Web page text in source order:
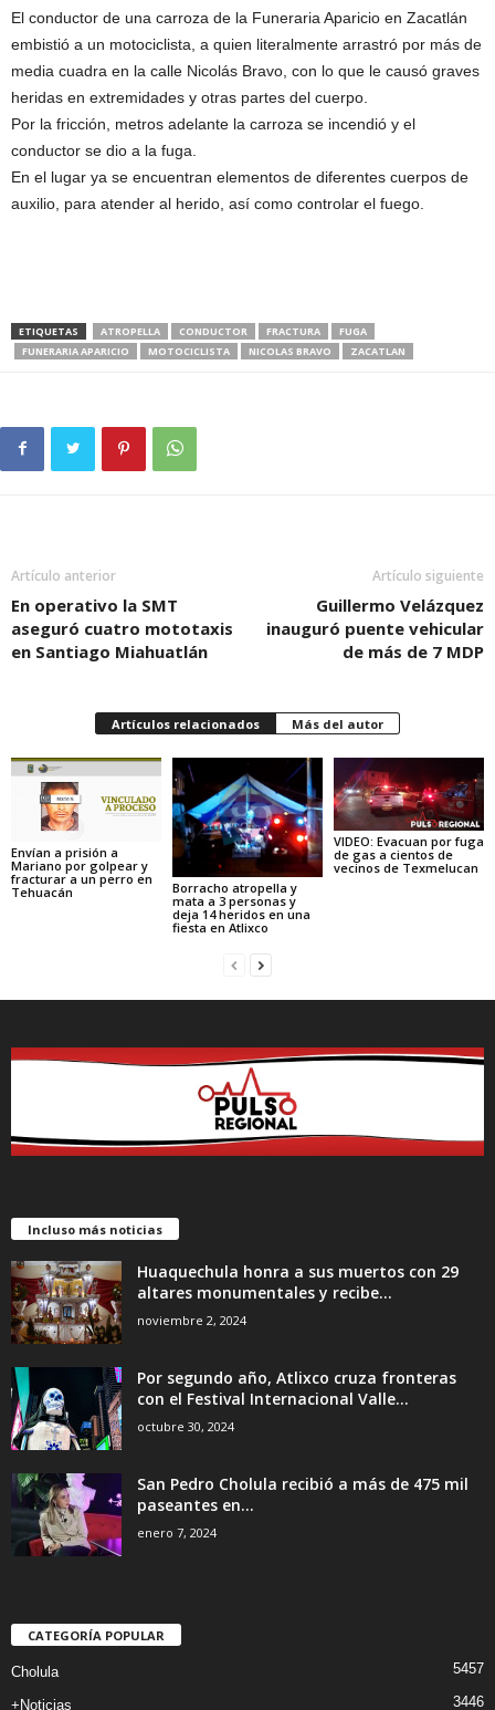
El conductor de una carroza de la Funeraria Aparicio en Zacatlán
embistió a un motociclista, a quien literalmente arrastró por más de
media cuadra en la calle Nicolás Bravo, con lo que le causó graves
heridas en extremidades y otras partes del cuerpo.
Por la fricción, metros adelante la carroza se incendió y el
conductor se dio a la fuga.
En el lugar ya se encuentran elementos de diferentes cuerpos de
auxilio, para atender al herido, así como controlar el fuego.
ETIQUETAS ATROPELLA CONDUCTOR FRACTURA
FUGA
FUNERARIA APARICIO
MOTOCICLISTA NICOLAS BRAVO ZACATLAN
Artículo anterior
En operativo la SMT
aseguró cuatro mototaxis
en Santiago Miahuatlán
Artículo siguiente
Guillermo Velázquez
inauguró puente vehicular
de más de 7 MDP
Artículos relacionados Más del autor
Envían a prisión a
Mariano por golpear y
fracturar a un perro en
Tehuacán
Borracho atropella y
mata a 3 personas y
deja 14 heridos en una
fiesta en Atlixco
VIDEO: Evacuan por fuga
de gas a cientos de
vecinos de Texmelucan
Incluso más noticias
Huaquechula honra a sus muertos con 29
altares monumentales y recibe...
noviembre 2, 2024
Por segundo año, Atlixco cruza fronteras
con el Festival Internacional Valle...
octubre 30, 2024
San Pedro Cholula recibió a más de 475 mil
paseantes en...
enero 7, 2024
CATEGORÍA POPULAR
Cholula 5457
+Noticias 3446